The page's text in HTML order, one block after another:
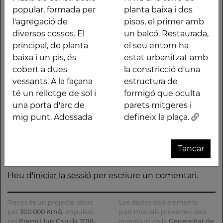
popular, formada per
l'agregació de
diversos cossos. El
principal, de planta
baixa i un pis, és
cobert a dues
vessants. A la façana
té un rellotge de sol i
una porta d'arc de
mig punt. Adossada
planta baixa i dos
pisos, el primer amb
un balcó. Restaurada,
el seu entorn ha
estat urbanitzat amb
la constricció d'una
estructura de
formigó que oculta
parets mitgeres i
defineix la plaça.
Tancar
porta d'arc de mig
punt. Adossada hi ha
una torre de planta
mitgeres i defineix la
plaça.
Altres traces
DE LA
C.E.L.O.
- CASA
FARJAS
Heu d'iniciar la sessió per escriure un comentari.
Traces és un projecte ideat
per 300.000 Km/s , impulsat
pel Premi Lluís Carulla 2018 i
Les dades dels elements
patrimonials provenen dels
inventaris de la Generalitat de